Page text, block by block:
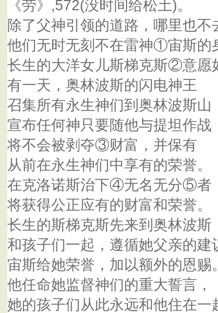
《劳》,572(没时间给松土)。
除了父神引领的道路，哪里也不
他们无时无刻不在雷神①宙斯的
长生的大洋女儿斯梯克斯②意愿
有一天，奥林波斯的闪电神王
召集所有永生神们到奥林波斯山
宣布任何神只要随他与提坦作战
将不会被剥夺③财富，并保有
从前在永生神们中享有的荣誉。
在克洛诺斯治下④无名无分⑤者
将获得公正应有的财富和荣誉。
长生的斯梯克斯先来到奥林波斯
和孩子们一起，遵循她父亲的建
宙斯给她荣誉，加以额外的恩赐
他任命她监督神们的重大誓言，
她的孩子们从此永远和他住在一